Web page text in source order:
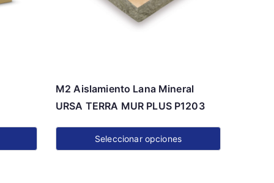
M2 Aislamiento Lana Mineral
URSA TERRA MUR PLUS P1203
Seleccionar opciones